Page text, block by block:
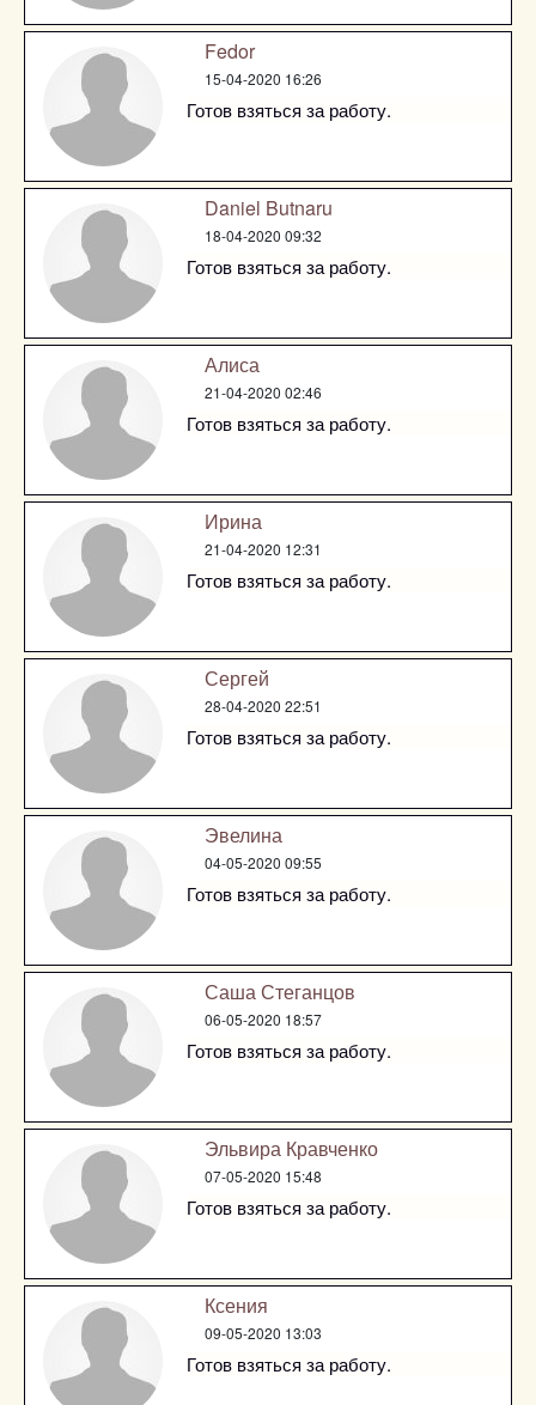
Fedor
15-04-2020 16:26
Готов взяться за работу.
Daniel Butnaru
18-04-2020 09:32
Готов взяться за работу.
Алиса
21-04-2020 02:46
Готов взяться за работу.
Ирина
21-04-2020 12:31
Готов взяться за работу.
Сергей
28-04-2020 22:51
Готов взяться за работу.
Эвелина
04-05-2020 09:55
Готов взяться за работу.
Саша Стеганцов
06-05-2020 18:57
Готов взяться за работу.
Эльвира Кравченко
07-05-2020 15:48
Готов взяться за работу.
Ксения
09-05-2020 13:03
Готов взяться за работу.